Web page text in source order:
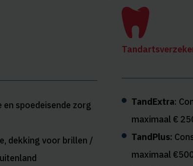
spoedeisende zorg
dekking voor brillen /
TandExtra:
maximaal €
TandPlus:
maximaal